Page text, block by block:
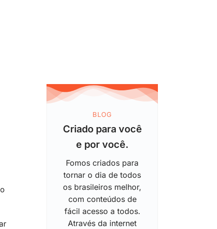
BLOG
Criado para você
e por você.
Fomos criados para
tornar o dia de todos
os brasileiros melhor,
com conteúdos de
fácil acesso a todos.
Através da internet